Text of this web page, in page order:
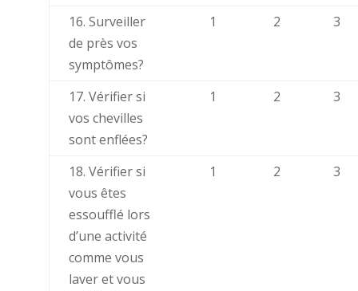
16. Surveiller
de près vos
symptômes?
1 2 3
17. Vérifier si
vos chevilles
sont enflées?
1 2 3
18. Vérifier si
vous êtes
essoufflé lors
d’une activité
comme vous
laver et vous
1 2 3